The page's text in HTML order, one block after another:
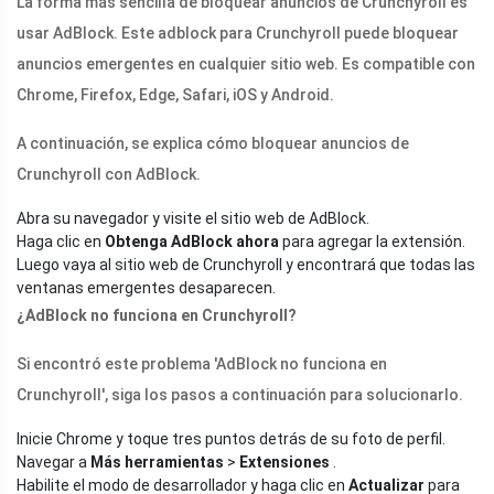
usar AdBlock. Este adblock para Crunchyroll puede bloquear
anuncios emergentes en cualquier sitio web. Es compatible con
Chrome, Firefox, Edge, Safari, iOS y Android.
A continuación, se explica cómo bloquear anuncios de
Crunchyroll con AdBlock.
Abra su navegador y visite el sitio web de AdBlock.
Haga clic en Obtenga AdBlock ahora para agregar la extensión.
Luego vaya al sitio web de Crunchyroll y encontrará que todas las
ventanas emergentes desaparecen.
¿AdBlock no funciona en Crunchyroll?
Si encontró este problema 'AdBlock no funciona en
Crunchyroll', siga los pasos a continuación para solucionarlo.
Inicie Chrome y toque tres puntos detrás de su foto de perfil.
Navegar a Más herramientas > Extensiones
Habilite el modo de desarrollador y haga clic en Actualizar para